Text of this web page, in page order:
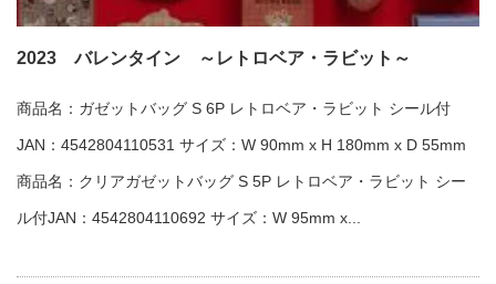
2023 バレンタイン ～レトロベア・ラビット～
商品名：ガゼットバッグ S 6P レトロベア・ラビット シール付
JAN：4542804110531 サイズ：W 90mm x H 180mm x D 55mm
商品名：クリアガゼットバッグ S 5P レトロベア・ラビット シー
ル付JAN：4542804110692 サイズ：W 95mm x...